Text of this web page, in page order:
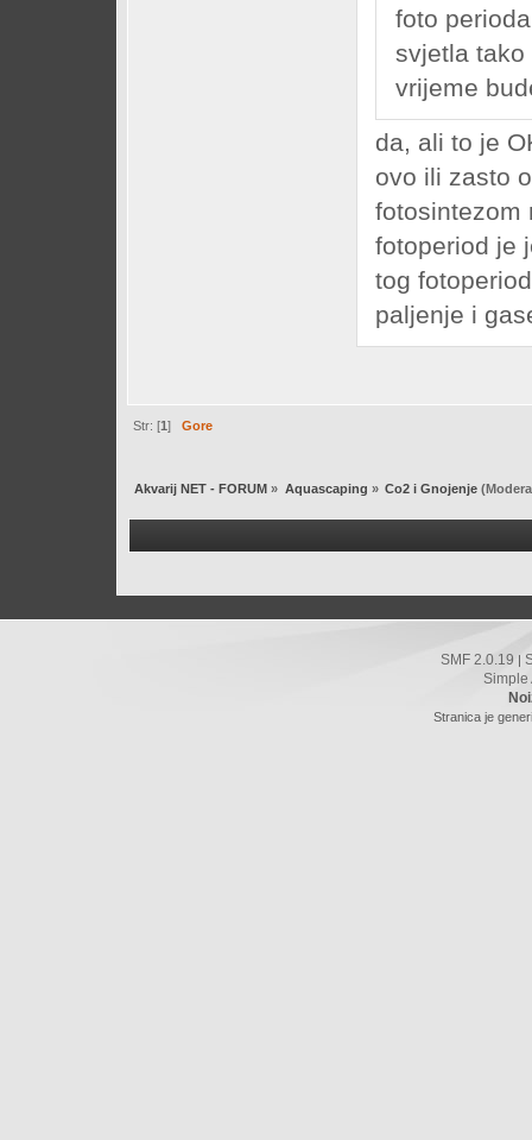
foto
svjetla tako
vrijeme
da, ali to je
ovo ili zasto
fotosintezom
fotoperiod je
tog
paljenje i
Str: [1]Gore
Akvarij NET - FORUM » Aquascaping » Co2 i Gnojenje
SMF 2.0.19 |
Simple
Stranica je